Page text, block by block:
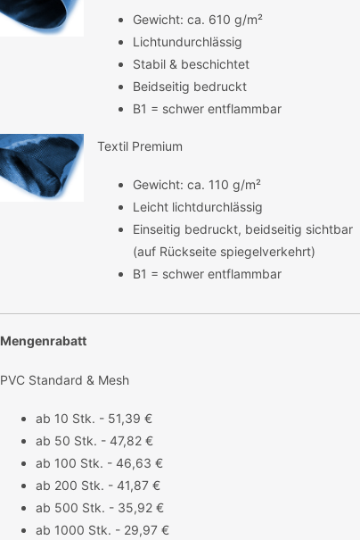
Gewicht: ca. 610 g/m²
Lichtundurchlässig
Stabil & beschichtet
Beidseitig bedruckt
B1 = schwer entflammbar
Textil Premium
Gewicht: ca. 110 g/m²
Leicht lichtdurchlässig
Einseitig bedruckt, beidseitig sichtbar
(auf Rückseite spiegelverkehrt)
B1 = schwer entflammbar
Mengenrabatt
PVC Standard & Mesh
ab 10 Stk. - 51,39 €
ab 50 Stk. - 47,82 €
ab 100 Stk. - 46,63 €
ab 200 Stk. - 41,87 €
ab 500 Stk. - 35,92 €
ab 1000 Stk. - 29,97 €